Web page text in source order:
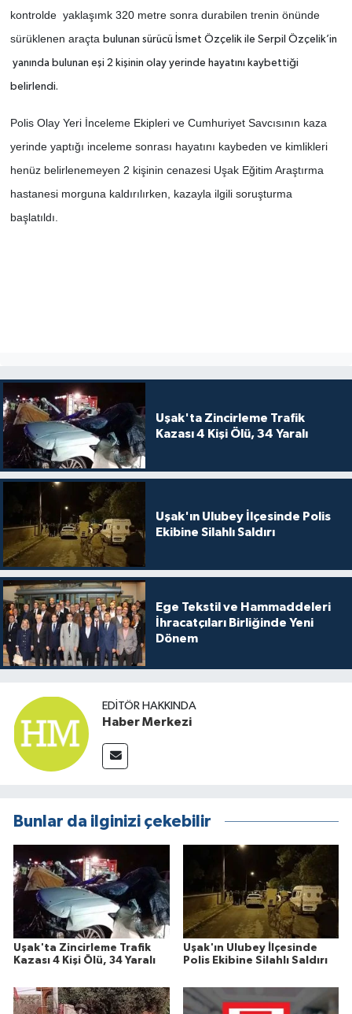
kontrolde yaklaşımk 320 metre sonra durabilen trenin önünde
sürüklenen araçta bulunan sürücü İsmet Özçelik ile Serpil Özçelik’in
yanında bulunan eşi 2 kişinin olay yerinde hayatını kaybettiği
belirlendi.
Polis Olay Yeri İnceleme Ekipleri ve Cumhuriyet Savcısının kaza
yerinde yaptığı inceleme sonrası hayatını kaybeden ve kimlikleri
henüz belirlenemeyen 2 kişinin cenazesi Uşak Eğitim Araştırma
hastanesi morguna kaldırılırken, kazayla ilgili soruşturma
başlatıldı.
Uşak'ta Zincirleme Trafik
Kazası 4 Kişi Ölü, 34 Yaralı
Uşak'ın Ulubey İlçesinde Polis
Ekibine Silahlı Saldırı
Ege Tekstil ve Hammaddeleri
İhracatçıları Birliğinde Yeni
Dönem
EDITÖR HAKKINDA
Haber Merkezi
Bunlar da ilginizi çekebilir
Uşak'ta Zincirleme Trafik
Kazası 4 Kişi Ölü, 34 Yaralı
Uşak'ın Ulubey İlçesinde
Polis Ekibine Silahlı Saldırı
Yerel